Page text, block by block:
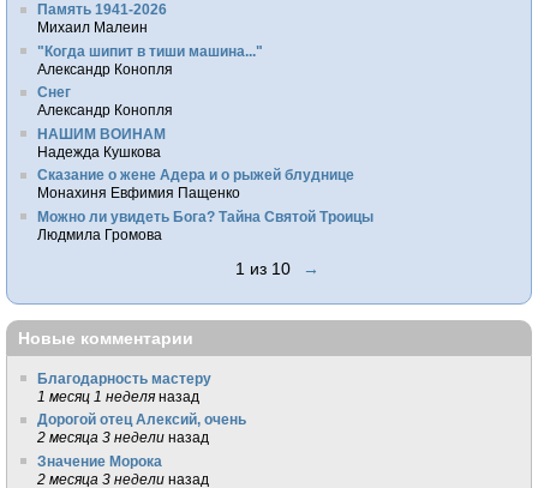
Память 1941-2026
Михаил Малеин
"Когда шипит в тиши машина..."
Александр Конопля
Снег
Александр Конопля
НАШИМ ВОИНАМ
Надежда Кушкова
Сказание о жене Адера и о рыжей блуднице
Монахиня Евфимия Пащенко
Можно ли увидеть Бога? Тайна Святой Троицы
Людмила Громова
1 из 10 →
Новые комментарии
Благодарность мастеру
1 месяц 1 неделя назад
Дорогой отец Алексий, очень
2 месяца 3 недели назад
Значение Морока
2 месяца 3 недели назад